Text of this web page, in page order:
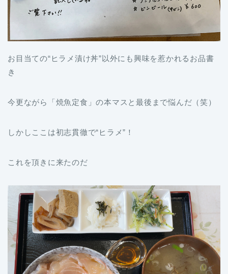
お目当ての“ヒラメ漬け丼”以外にも興味を惹かれるお品書
き
今更ながら「焼魚定食」の本マスと最後まで悩んだ（笑）
しかしここは初志貫徹で“ヒラメ”！
これを頂きに来たのだ